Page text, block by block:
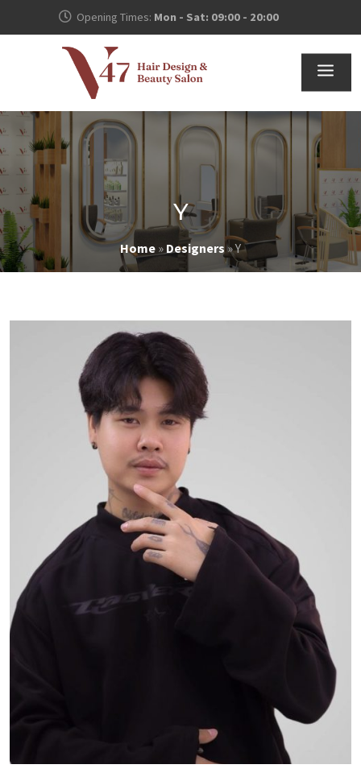
Opening Times: Mon - Sat: 09:00 - 20:00
Y
Home » Designers»Y